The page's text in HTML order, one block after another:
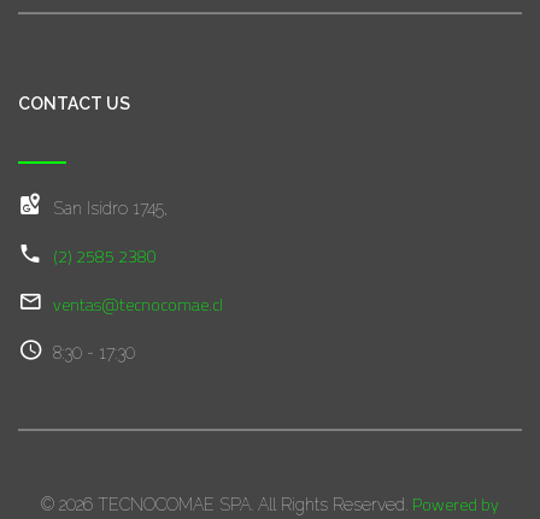
CONTACT US
San Isidro 1745,
(2) 2585 2380
ventas@tecnocomae.cl
8:30 - 17:30
© 2026 TECNOCOMAE SPA. All Rights Reserved. Powered by